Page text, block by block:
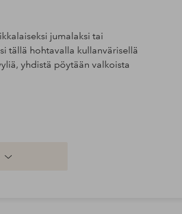
jumalaksi tai
tällä hohtavalla kullanvärisellä
yhdistä pöytään valkoista